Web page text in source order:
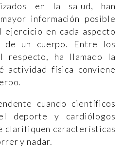
en la salud, han
información posible
en cada aspecto
de un cuerpo. Entre los
respecto, ha llamado la
actividad física conviene
cuando científicos
deporte y cardiólogos
clarifiquen características
y nadar.